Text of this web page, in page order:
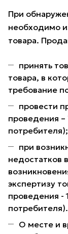
При
необходимо
товара.
принять
товара, в
требование
провести
проведения
потребителя);
при
недостатков
экспертизу
проведения -
потребителя).
О месте и